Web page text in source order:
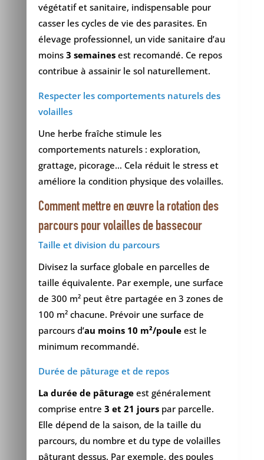
végétatif et sanitaire, indispensable pour
casser les cycles de vie des parasites. En
élevage professionnel, un vide sanitaire d’au
moins 3 semaines est recomandé. Ce repos
contribue à assainir le sol naturellement.
Respecter les comportements naturels des
volailles
Une herbe fraîche stimule les
comportements naturels : exploration,
grattage, picorage… Cela réduit le stress et
améliore la condition physique des volailles.
Comment mettre en œuvre la rotation des
parcours pour volailles de bassecour
Taille et division du parcours
Divisez la surface globale en parcelles de
taille équivalente. Par exemple, une surface
de 300 m² peut être partagée en 3 zones de
100 m² chacune. Prévoir une surface de
parcours d’au moins 10 m²/pouleest le
minimum recommandé.
Durée de pâturage et de repos
La durée de pâturageest généralement
comprise entre 3 et 21 jourspar parcelle.
Elle dépend de la saison, de la taille du
parcours, du nombre et du type de volailles
pâturant dessus. Par exemple, des poules